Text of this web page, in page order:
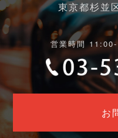
東京都杉並
営業時間
お